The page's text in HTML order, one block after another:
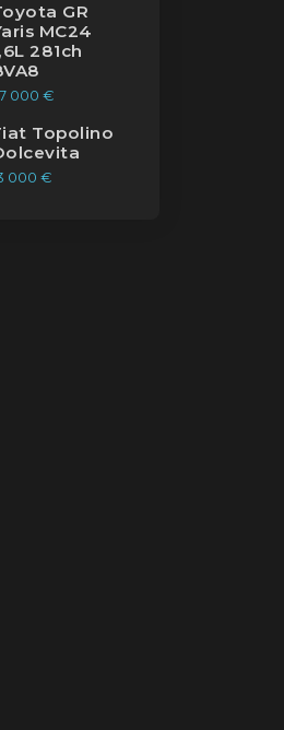
GR
MC24
281ch
000 €
Topolino
000 €